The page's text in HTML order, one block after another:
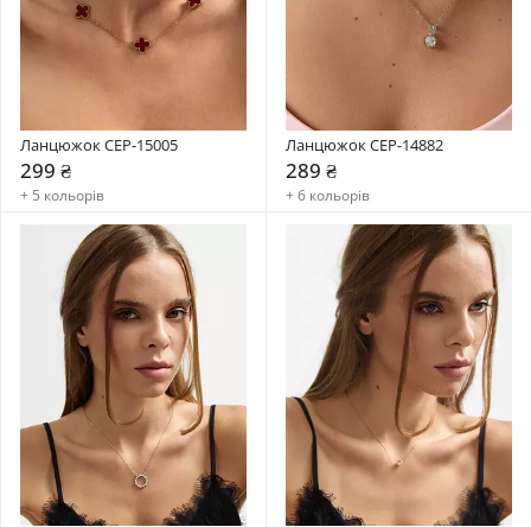
Ланцюжок CEP-15005
299 ₴
+ 5 кольорів
Ланцюжок CEP-14882
289 ₴
+ 6 кольорів